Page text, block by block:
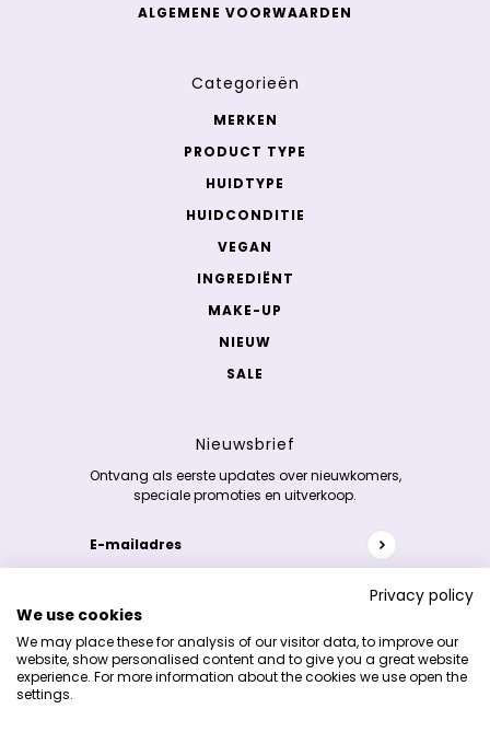
Privacy policy
We use cookies
We may place these for analysis of our visitor data, to improve our
website, show personalised content and to give you a great website
experience. For more information about the cookies we use open the
settings.
ALGEMENE VOORWAARDEN
Categorieën
MERKEN
PRODUCT TYPE
HUIDTYPE
HUIDCONDITIE
VEGAN
INGREDIËNT
MAKE-UP
NIEUW
SALE
Nieuwsbrief
Ontvang als eerste updates over nieuwkomers,
speciale promoties en uitverkoop.
E-mailadres
Deze site wordt beschermd door hCaptcha en het